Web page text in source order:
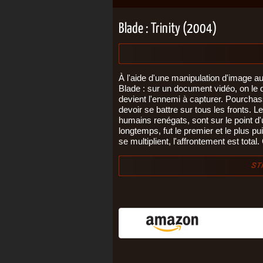
Blade : Trinity (2004)
À l'aide d'une manipulation d'image
Blade : sur un document vidéo, on
devient l'ennemi à capturer.
devoir se battre sur tous les fronts.
humains renégats, sont sur le point
longtemps, fut le premier et le plus
se multiplient, l'affrontement est